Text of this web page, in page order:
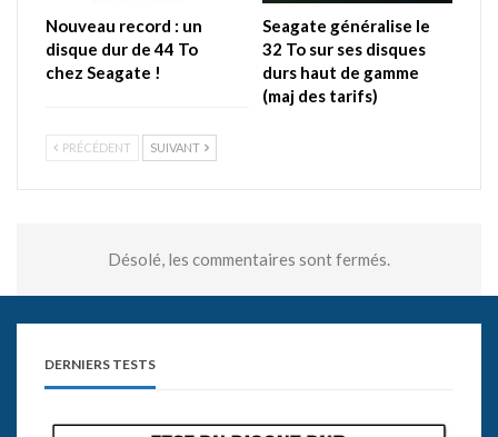
Nouveau record : un
disque dur de 44 To
chez Seagate !
Seagate généralise le
32 To sur ses disques
durs haut de gamme
(maj des tarifs)
PRÉCÉDENT SUIVANT
Désolé, les commentaires sont fermés.
DERNIERS TESTS